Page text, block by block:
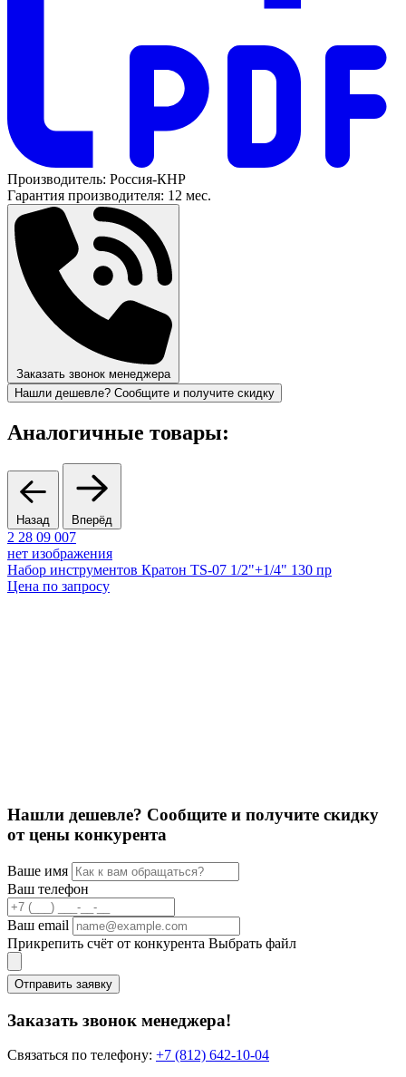
Производитель: Россия-КНР
Гарантия производителя: 12 мес.
Заказать звонок менеджера
Нашли дешевле? Сообщите и получите скидку
Аналогичные товары:
Назад Вперёд
2 28 09 007
нет изображения
Набор инструментов Кратон TS-07 1/2"+1/4" 130 пр
Цена по запросу
Нашли дешевле? Сообщите и получите скидку
от цены конкурента
Ваше имя
Ваш телефон
Ваш email
Прикрепить счёт от конкурента Выбрать файл
Отправить заявку
Заказать звонок менеджера!
Связаться по телефону: +7 (812) 642-10-04